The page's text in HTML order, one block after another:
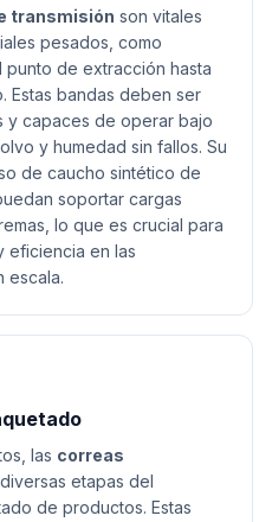
transmisión son vitales
pesados, como
de extracción hasta
Estas bandas deben ser
y capaces de operar bajo
y humedad sin fallos. Su
de caucho sintético de
soportar cargas
lo que es crucial para
eficiencia en las
escala.
las correas
etapas del
de productos. Estas